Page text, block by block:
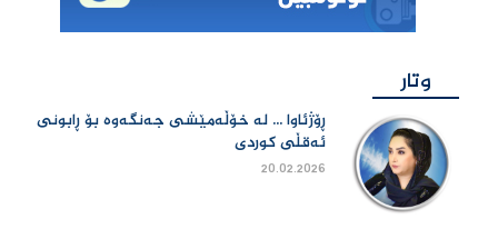
وتار
ڕۆژئاوا ... لە خۆڵەمێشی جەنگەوە بۆ ڕابونی
ئەقڵی کوردی
20.02.2026